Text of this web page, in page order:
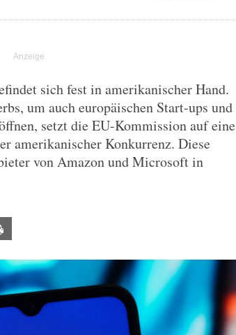
sich fest in amerikanischer Hand.
um auch europäischen Start-ups und
setzt die EU-Kommission auf eine
amerikanischer Konkurrenz. Diese
von Amazon und Microsoft in